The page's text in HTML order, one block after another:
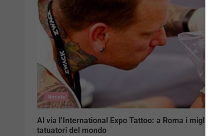
Notizie
Al via l’International Expo Tattoo: a Roma i migliori
tatuatori del mondo